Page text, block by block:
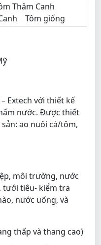
Thâm Canh
Tôm giống
Extech với thiết kế
nước. Được thiết
ao nuôi cá/tôm,
môi trường, nước
tưới tiêu- kiểm tra
nước uống, và
thấp và thang cao)